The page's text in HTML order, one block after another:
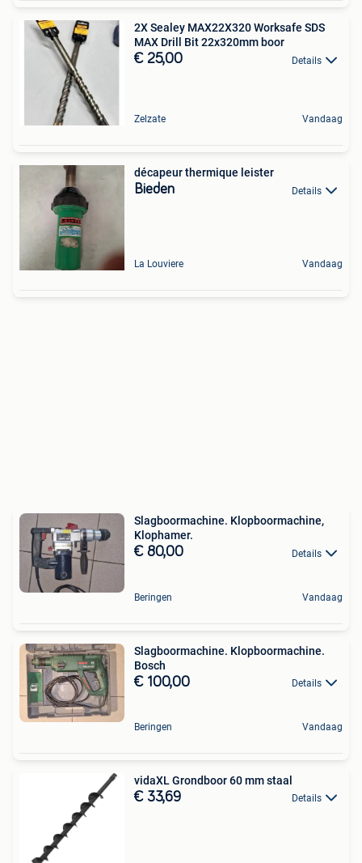
2X Sealey MAX22X320 Worksafe SDS
MAX Drill Bit 22x320mm boor
€ 25,00 Details
Zelzate Vandaag
décapeur thermique leister
Bieden Details
La Louviere Vandaag
Slagboormachine. Klopboormachine,
Klophamer.
€ 80,00 Details
Beringen Vandaag
Slagboormachine. Klopboormachine.
Bosch
€ 100,00 Details
Beringen Vandaag
vidaXL Grondboor 60 mm staal
€ 33,69 Details